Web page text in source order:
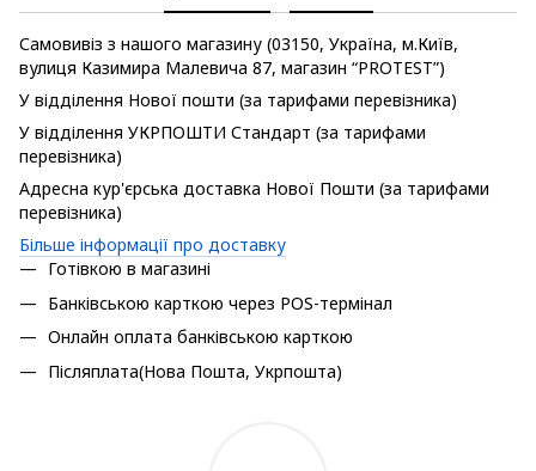
Самовивіз з нашого магазину (03150, Україна, м.Київ,
вулиця Казимира Малевича 87, магазин “PROTEST”)
У відділення Нової пошти (за тарифами перевізника)
У відділення УКРПОШТИ Стандарт (за тарифами
перевізника)
Адресна кур'єрська доставка Нової Пошти (за тарифами
перевізника)
Більше інформації про доставку
Готівкою в магазині
Банківською карткою через POS-термінал
Онлайн оплата банківською карткою
Післяплата(Нова Пошта, Укрпошта)